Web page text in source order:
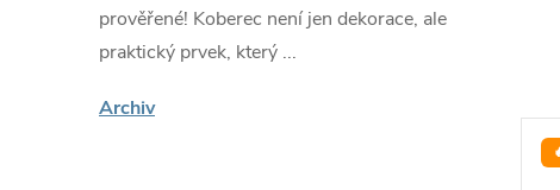
prověřené! Koberec není jen dekorace, ale
praktický prvek, který ...
Archiv